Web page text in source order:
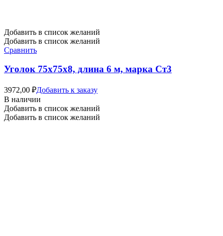
Добавить в список желаний
Добавить в список желаний
Сравнить
Уголок 75х75х8, длина 6 м, марка Ст3
3972,00 ₽Добавить к заказу
В наличии
Добавить в список желаний
Добавить в список желаний